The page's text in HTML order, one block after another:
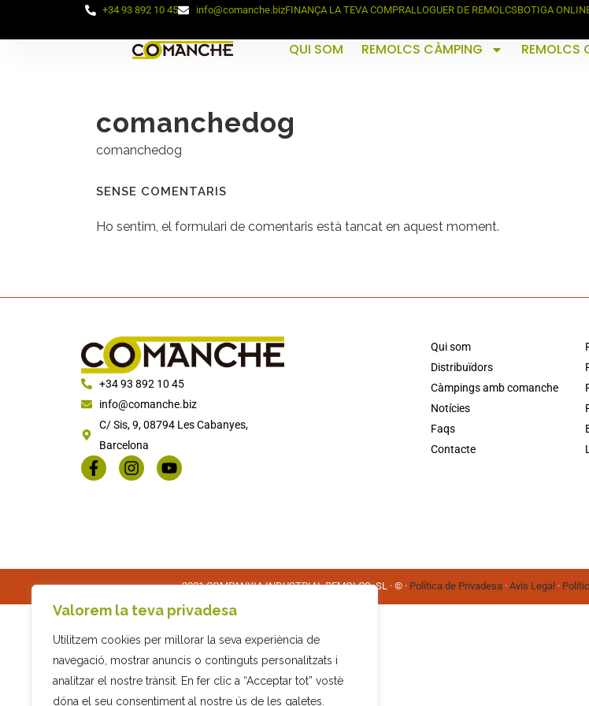
Valorem la teva privadesa
Utilitzem cookies per millorar la seva experiència de
navegació, mostrar anuncis o continguts personalitzats i
analitzar el nostre trànsit. En fer clic a “Acceptar tot” vostè
dóna el seu consentiment al nostre ús de les galetes.
+34 93 892 10 45 info@comanche.bizFINANÇA LA TEVA COMPRALLOGUER DE REMOLCSBOTIGA
QUI SOM REMOLCS CÀMPING REMOLCS
comanchedog
comanchedog
SENSE COMENTARIS
Ho sentim, el formulari de comentaris està tancat en aquest moment.
+34 93 892 10 45
info@comanche.biz
C/ Sis, 9, 08794 Les Cabanyes,
Barcelona
Qui som
Distribuïdors
Càmpings amb comanche
Notícies
Faqs
Contacte
2021 COMPANYIA INDUSTRIAL REMOLCS, SL · © · Política de Privadesa · Avís Legal ·